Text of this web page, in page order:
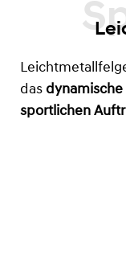
das dynamische
sportlichen